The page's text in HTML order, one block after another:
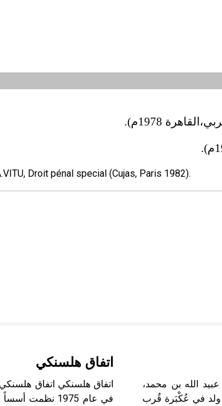
القاهرة 1978م).
Droit pénal special (Cujas, Paris 1982).
917 ـ 977م) أبو عبد الله عبيد الله بن محمد،
ولد في عُكْبَرة قُرب
اتفاق هلسنكي
في عام 1975